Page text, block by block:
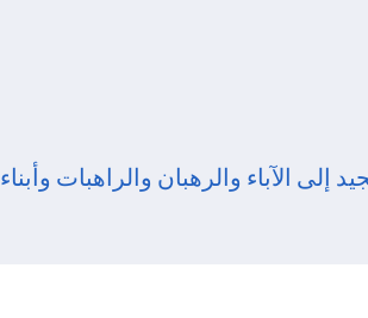
الآباء والرهبان والراهبات وأبناء